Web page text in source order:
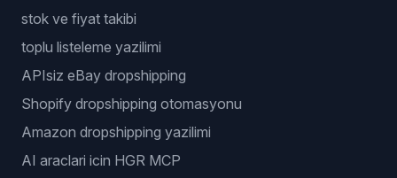
stok ve fiyat takibi
toplu listeleme yazilimi
APIsiz eBay dropshipping
Shopify dropshipping otomasyonu
Amazon dropshipping yazilimi
AI araclari icin HGR MCP